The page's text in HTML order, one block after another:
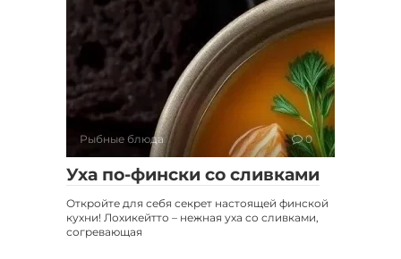
Рыбные блюда 0
Уха по-фински со сливками
Откройте для себя секрет настоящей финской
кухни! Лохикейтто – нежная уха со сливками,
согревающая